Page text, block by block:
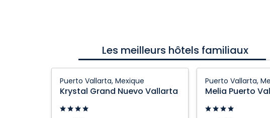
Les meilleurs hôtels familiaux
Puerto Vallarta, Mexique
Krystal Grand Nuevo Vallarta
Grand
Nuevo
Vallarta:
Puerto Vallarta,
Melia Puerto
Puerto
Vallarta:
Puerto